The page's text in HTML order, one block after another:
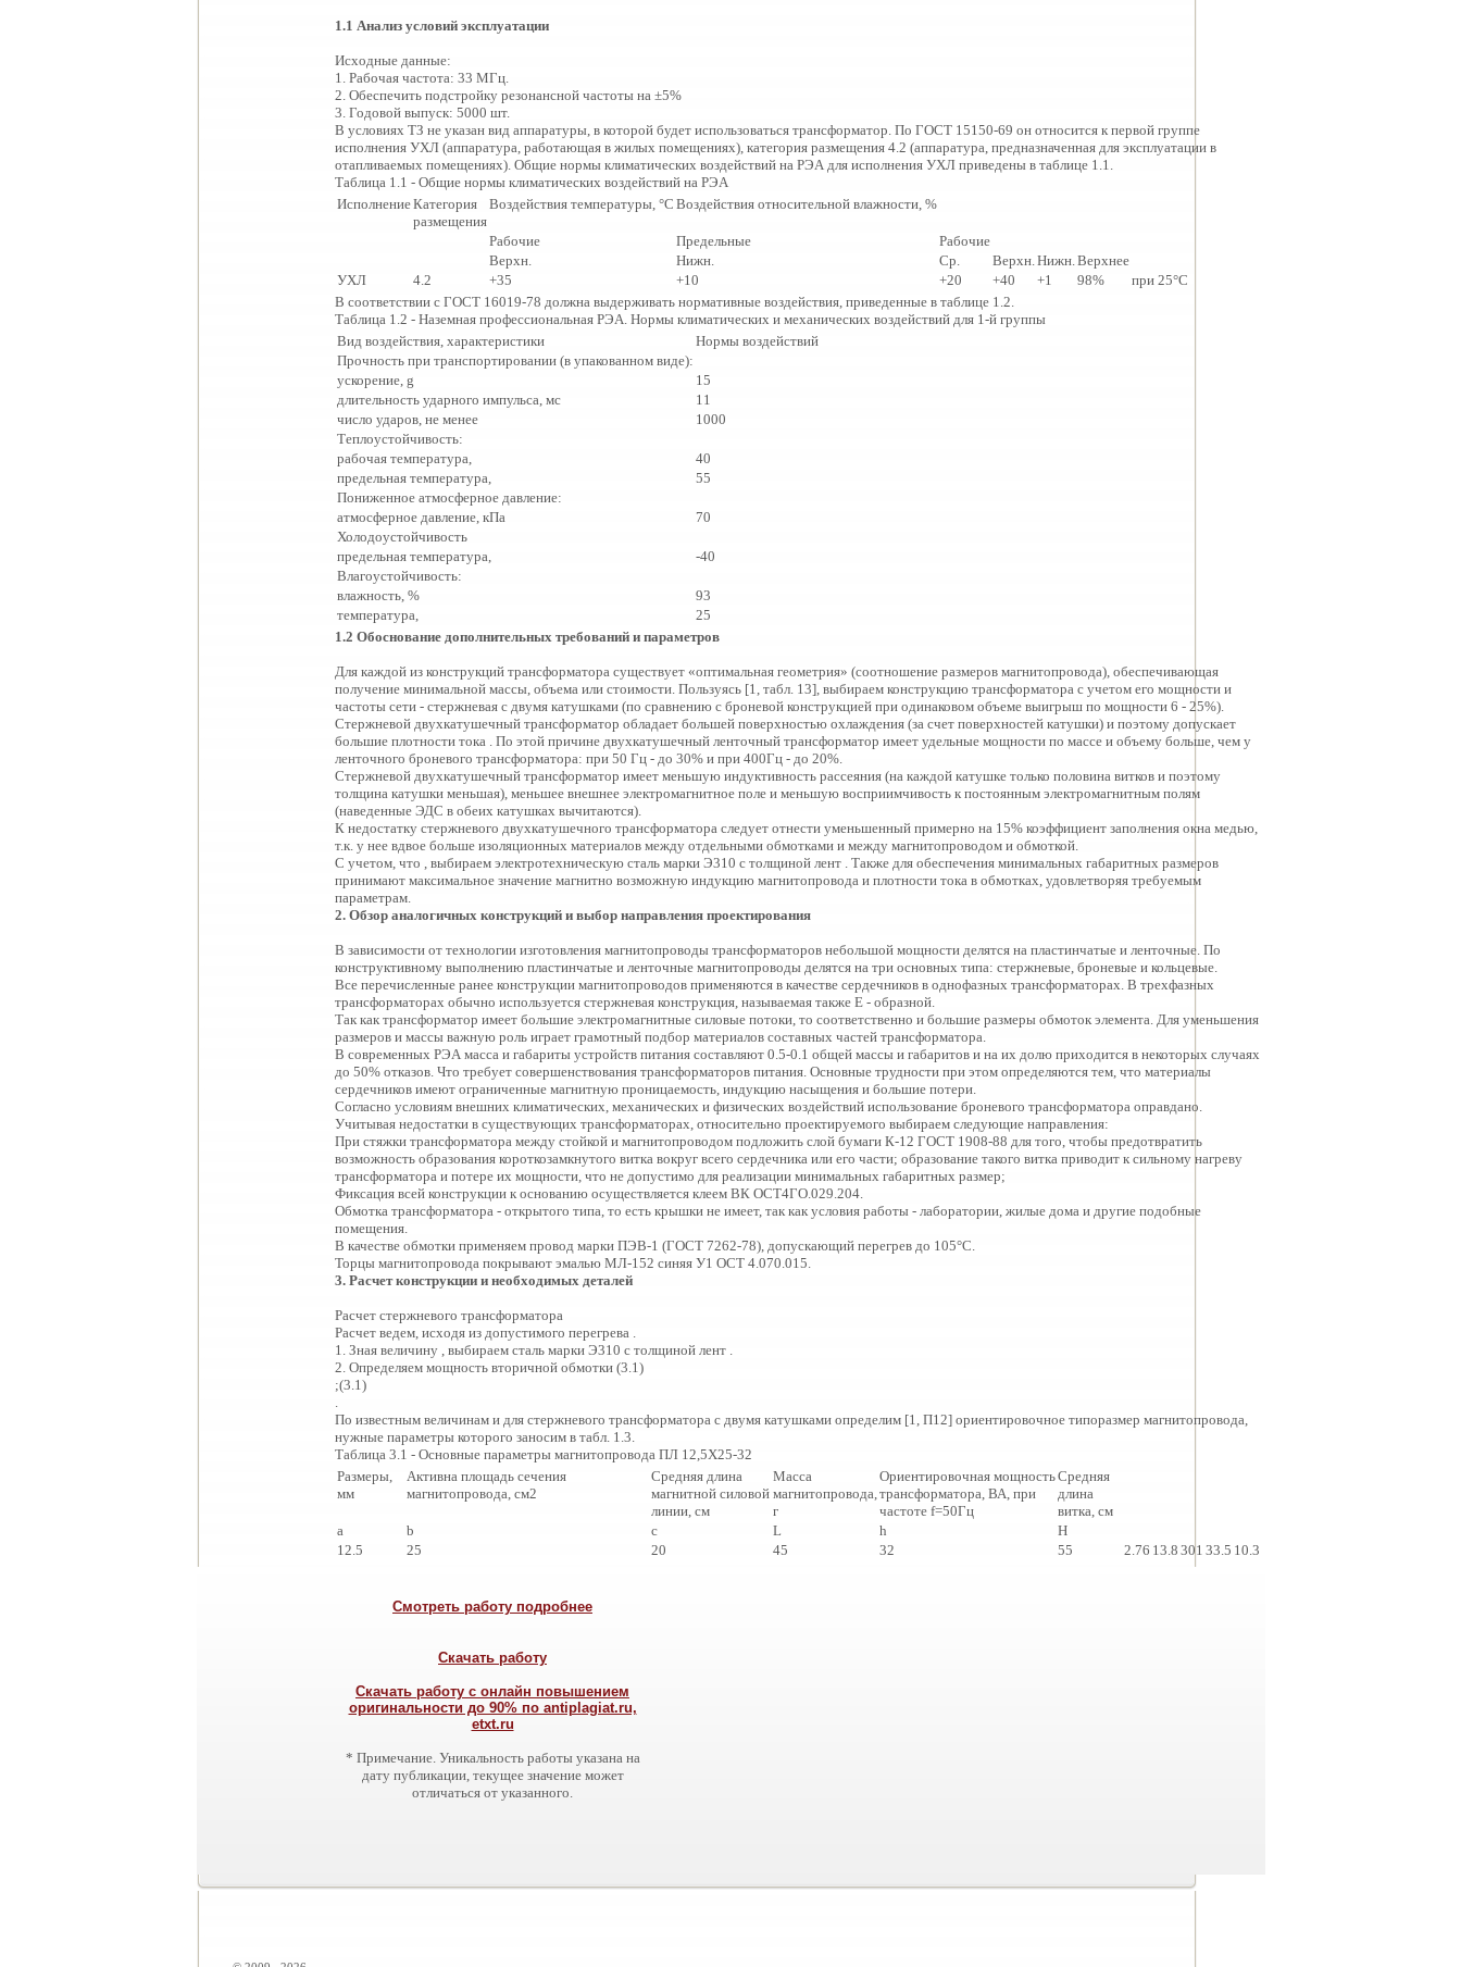
1.1 Анализусловий эксплуатации
Исходные данные:
1. Рабочая частота: 33 МГц.
2. Обеспечить подстройку резонансной частоты на ±5%
3. Годовой выпуск: 5000 шт.
В условиях ТЗ не указан вид аппаратуры, в которой будет использоваться трансформатор. По ГОСТ 15150-69 он относится к первой группе
исполнения УХЛ (аппаратура, работающая в жилых помещениях), категория размещения 4.2 (аппаратура, предназначенная для эксплуатации в
отапливаемых помещениях). Общие нормы климатических воздействий на РЭА для исполнения УХЛ приведены в таблице 1.1.
Таблица 1.1 - Общие нормы климатических воздействий на РЭА
ИсполнениеКатегория
размещения
Воздействия температуры, °С Воздействия относительной влажности, %
Рабочие Предельные
Рабочие
Верхн.
Нижн. Ср. Верхн.Нижн.Верхнее
УХЛ
4.2 +35 +10 +20 +40 +1 98%
при 25°С
В соответствии с ГОСТ 16019-78 должна выдерживать нормативные воздействия, приведенные в таблице 1.2.
Таблица 1.2 - Наземная профессиональная РЭА. Нормы климатических и механических воздействий для 1-й группы
Вид воздействия, характеристики
Нормы воздействий
Прочность при транспортировании (в упакованном виде):
ускорение, g
15
длительность ударного импульса, мс
11
число ударов, не менее
1000
Теплоустойчивость:
рабочая температура,
40
предельная температура,
55
Пониженное атмосферное давление:
атмосферное давление, кПа
70
Холодоустойчивость
предельная температура,
-40
Влагоустойчивость:
влажность, %
93
температура,
25
1.2 Обоснование дополнительных требований и параметров
Для каждой из конструкций трансформатора существует «оптимальная геометрия» (соотношение размеров магнитопровода), обеспечивающая
получение минимальной массы, объема или стоимости. Пользуясь [1, табл. 13], выбираем конструкцию трансформатора с учетом его мощности и
частоты сети - стержневая с двумя катушками (по сравнению с броневой конструкцией при одинаковом объеме выигрыш по мощности 6 - 25%).
Стержневой двухкатушечный трансформатор обладает большей поверхностью охлаждения (за счет поверхностей катушки) и поэтому допускает
большие плотности тока . По этой причине двухкатушечный ленточный трансформатор имеет удельные мощности по массе и объему больше, чем у
ленточного броневого трансформатора: при 50 Гц - до 30% и при 400Гц - до 20%.
Стержневой двухкатушечный трансформатор имеет меньшую индуктивность рассеяния (на каждой катушке только половина витков и поэтому
толщина катушки меньшая), меньшее внешнее электромагнитное поле и меньшую восприимчивость к постоянным электромагнитным полям
(наведенные ЭДС в обеих катушках вычитаются).
К недостатку стержневого двухкатушечного трансформатора следует отнести уменьшенный примерно на 15% коэффициент заполнения окна медью,
т.к. у нее вдвое больше изоляционных материалов между отдельными обмотками и между магнитопроводом и обмоткой.
С учетом, что , выбираем электротехническую сталь марки Э310 с толщиной лент . Также для обеспечения минимальных габаритных размеров
принимают максимальное значение магнитно возможную индукцию магнитопровода и плотности тока в обмотках, удовлетворяя требуемым
параметрам.
2.Обзор аналогичных конструкций и выбор направленияпроектирования
В зависимости от технологии изготовления магнитопроводы трансформаторов небольшой мощности делятся на пластинчатые и ленточные. По
конструктивному выполнению пластинчатые и ленточные магнитопроводы делятся на три основных типа: стержневые, броневые и кольцевые.
Все перечисленные ранее конструкции магнитопроводов применяются в качестве сердечников в однофазных трансформаторах. В трехфазных
трансформаторах обычно используется стержневая конструкция, называемая также Е - образной.
Так как трансформатор имеет большие электромагнитные силовые потоки, то соответственно и большие размеры обмоток элемента. Для уменьшения
размеров и массы важную роль играет грамотный подбор материалов составных частей трансформатора.
В современных РЭА масса и габариты устройств питания составляют 0.5-0.1 общей массы и габаритов и на их долю приходится в некоторых случаях
до 50% отказов. Что требует совершенствования трансформаторов питания. Основные трудности при этом определяются тем, что материалы
сердечников имеют ограниченные магнитную проницаемость, индукцию насыщения и большие потери.
Согласно условиям внешних климатических, механических и физических воздействий использование броневого трансформатора оправдано.
Учитывая недостатки в существующих трансформаторах, относительно проектируемого выбираем следующие направления:
При стяжки трансформатора между стойкой и магнитопроводом подложить слой бумаги К-12 ГОСТ 1908-88 для того, чтобы предотвратить
возможность образования короткозамкнутого витка вокруг всего сердечника или его части; образование такого витка приводит к сильному нагреву
трансформатора и потере их мощности, что не допустимо для реализации минимальных габаритных размер;
Фиксация всей конструкции к основанию осуществляется клеем ВК ОСТ4ГО.029.204.
Обмотка трансформатора - открытого типа, то есть крышки не имеет, так как условия работы - лаборатории, жилые дома и другие подобные
помещения.
В качестве обмотки применяем провод марки ПЭВ-1 (ГОСТ 7262-78), допускающий перегрев до 105°С.
Торцы магнитопровода покрывают эмалью МЛ-152 синяя У1 ОСТ 4.070.015.
3.Расчет конструкции и необходимых деталей
Расчет стержневого трансформатора
Расчет ведем, исходя из допустимого перегрева .
1. Зная величину , выбираем сталь марки Э310 с толщиной лент .
2. Определяем мощность вторичной обмотки (3.1)
;(3.1)
.
По известным величинам и для стержневого трансформатора с двумя катушками определим [1, П12] ориентировочное типоразмер магнитопровода,
нужные параметры которого заносим в табл. 1.3.
Таблица 3.1 - Основные параметры магнитопровода ПЛ 12,5X25-32
Размеры,
мм
Активна площадь сечения
магнитопровода, см2
Средняя длина
магнитной силовой
линии, см
Масса
магнитопровода,
г
Ориентировочная мощность
трансформатора, ВА, при
частоте f=50Гц
Средняя
длина
витка, см
a
b c L h
H
12.5
25 20 45 32 55 2.76 13.8 301 33.5 10.3
Смотреть работу подробнее
Скачать работу
Скачать работу с онлайн повышением
оригинальности до 90% по antiplagiat.ru,
etxt.ru
* Примечание. Уникальность работы указана на
дату публикации, текущее значение может
отличаться от указанного.